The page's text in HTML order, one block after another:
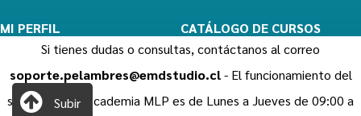
Subir
MI PERFIL
Datos Personales
CATÁLOGO DE CURSOS
Catálogo
Si tienes dudas o consultas, contáctanos al correo
soporte.pelambres@emdstudio.cl- El funcionamiento del
soporte de la Academia MLP es de Lunes a Jueves de 09:00 a